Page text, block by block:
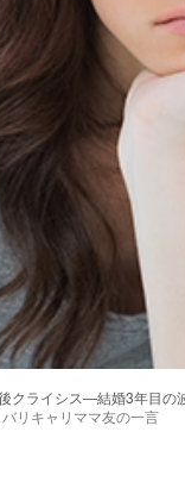
クライシス—結婚3年目の
リキャリママ友の一言